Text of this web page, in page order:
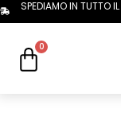
SPEDIAMO IN TUTTO
0